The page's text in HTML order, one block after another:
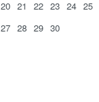
20 21 22 23 24 25
27 28 29 30